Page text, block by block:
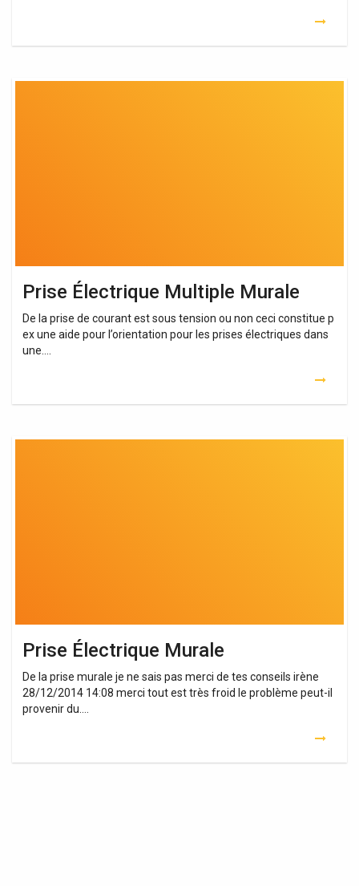
Prise Électrique Multiple Murale
De la prise de courant est sous tension ou non ceci constitue p
ex une aide pour l’orientation pour les prises électriques dans
une….
Prise
Prise Électrique Murale
De la prise murale je ne sais pas merci de tes conseils irène
28/12/2014 14:08 merci tout est très froid le problème peut-il
provenir du….
Prise